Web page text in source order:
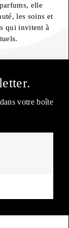
elle
les soins et
qui invitent à
votre boîte